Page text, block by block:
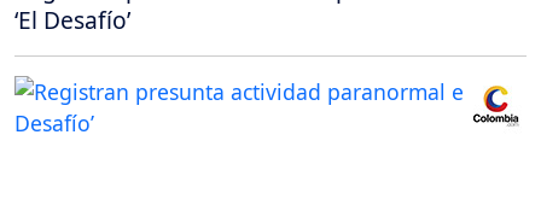
‘El Desafío’